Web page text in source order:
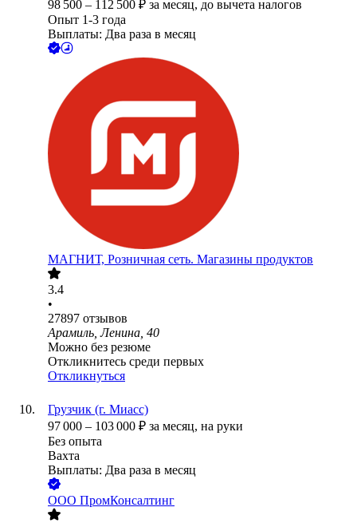
98 500 – 112 500 ₽ за месяц, до вычета налогов
Опыт 1-3 года
Выплаты: Два раза в месяц
МАГНИТ, Розничная сеть. Магазины продуктов
3.4
•
27897 отзывов
Арамиль, Ленина, 40
Можно без резюме
Откликнитесь среди первых
Откликнуться
Грузчик (г. Миасс)
97 000 – 103 000 ₽ за месяц, на руки
Без опыта
Вахта
Выплаты: Два раза в месяц
ООО ПромКонсалтинг